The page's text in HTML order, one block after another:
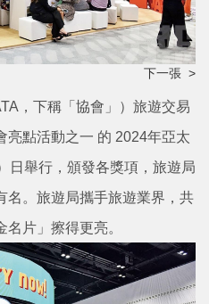
下一張 >
，下稱「協會」）旅遊交易
亮點活動之一 的 2024年亞太
日舉行，頒發各獎項，旅遊局
名。旅遊局攜手旅遊業界，共
片」擦得更亮。